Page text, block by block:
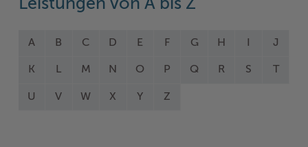
Leistungen von A bis Z
A B C D E F G H J
K L M N O P Q R S
U V W X Y Z